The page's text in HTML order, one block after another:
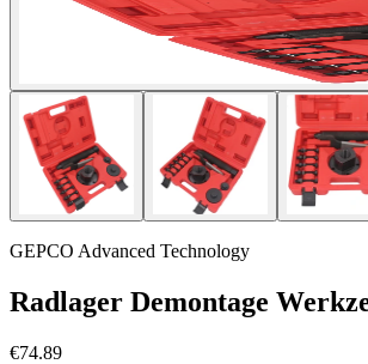
GEPCO Advanced Technology
Radlager Demontage
€74.89